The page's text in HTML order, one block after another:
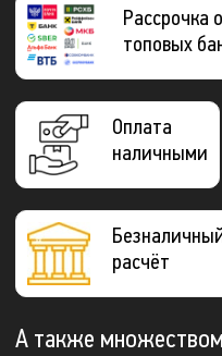
Рассрочка
топовых
Оплата
наличными
расчёт
А также множеством